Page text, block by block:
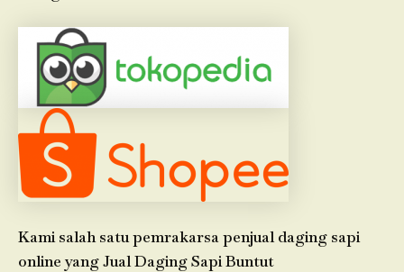
Kami salah satu pemrakarsa penjual daging sapi
online yang Jual Daging Sapi Buntut